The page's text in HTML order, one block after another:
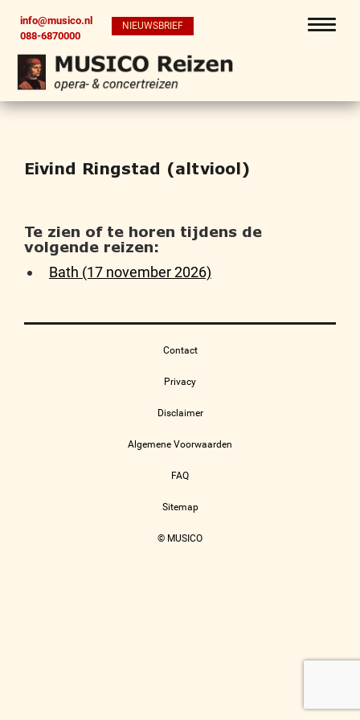
info@musico.nl
088-6870000
NIEUWSBRIEF
Eivind Ringstad (altviool)
Te zien of te horen tijdens de
volgende reizen:
Bath (17 november 2026)
Contact
Privacy
Disclaimer
Algemene Voorwaarden
FAQ
Sitemap
© MUSICO